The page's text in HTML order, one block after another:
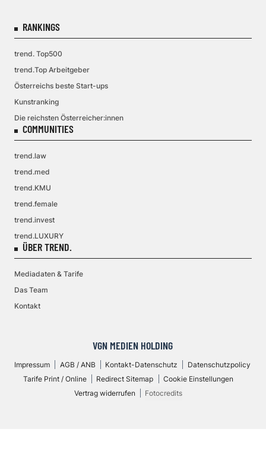
RANKINGS
trend. Top500
trend.Top Arbeitgeber
Österreichs beste Start-ups
Kunstranking
Die reichsten Österreicher:innen
COMMUNITIES
trend.law
trend.med
trend.KMU
trend.female
trend.invest
trend.LUXURY
ÜBER TREND.
Mediadaten & Tarife
Das Team
Kontakt
VGN MEDIEN HOLDING
Impressum AGB / ANB Kontakt-Datenschutz
Datenschutzpolicy
Tarife Print / Online
Redirect Sitemap
Cookie Einstellungen
Vertrag widerrufen
Fotocredits